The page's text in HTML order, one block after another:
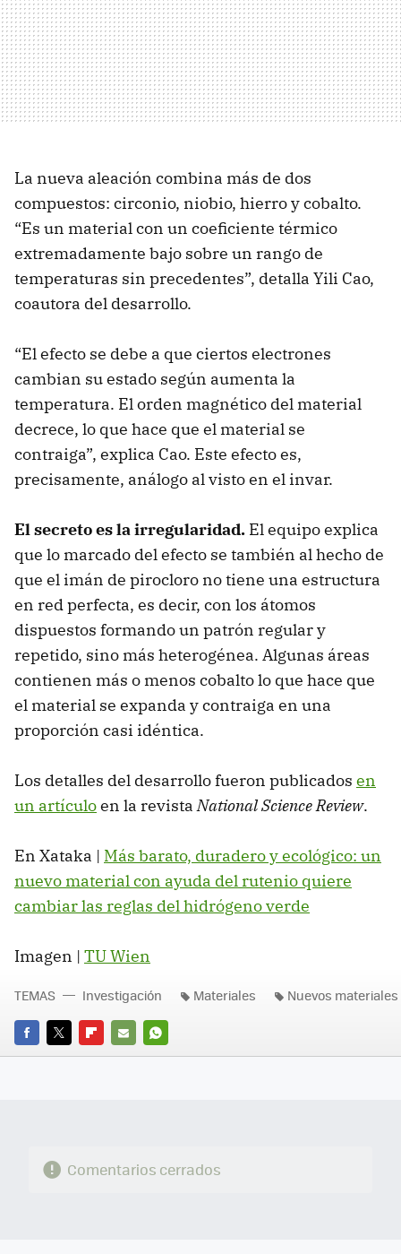
La nueva aleación combina más de dos
compuestos: circonio, niobio, hierro y cobalto.
“Es un material con un coeficiente térmico
extremadamente bajo sobre un rango de
temperaturas sin precedentes”, detalla Yili Cao,
coautora del desarrollo.
“El efecto se debe a que ciertos electrones
cambian su estado según aumenta la
temperatura. El orden magnético del material
decrece, lo que hace que el material se
contraiga”, explica Cao. Este efecto es,
precisamente, análogo al visto en el invar.
El secreto es la irregularidad. El equipo explica
que lo marcado del efecto se también al hecho de
que el imán de pirocloro no tiene una estructura
en red perfecta, es decir, con los átomos
dispuestos formando un patrón regular y
repetido, sino más heterogénea. Algunas áreas
contienen más o menos cobalto lo que hace que
el material se expanda y contraiga en una
proporción casi idéntica.
Los detalles del desarrollo fueron publicados en
un artículoen la revistaNational Science Review.
En Xataka | Más barato, duradero y ecológico: un
nuevo material con ayuda del rutenio quiere
cambiar las reglas del hidrógeno verde
Imagen | TU Wien
FACEBOOK
TWITTERFLIPBOARD
E-
WHATSAPP
TEMAS Investigación Materiales Nuevos materiales
Comentarios cerrados